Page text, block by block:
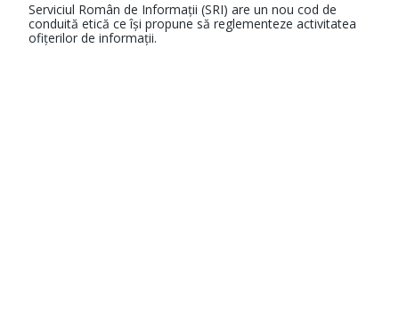
Serviciul Român de Informații (SRI) are un nou cod de
conduită etică ce își propune să reglementeze activitatea
ofițerilor de informații.